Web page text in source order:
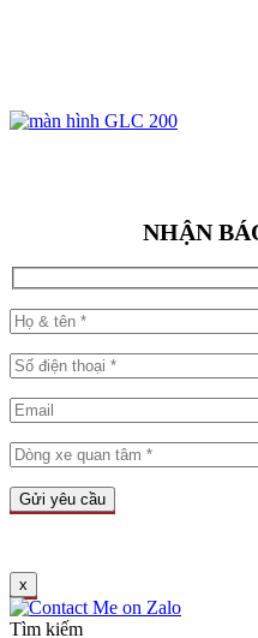
NHẬN
x
Tìm kiếm